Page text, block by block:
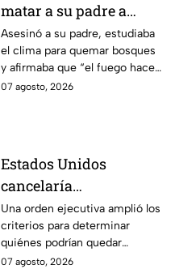
matar a su padre a
provocar incendios
forestales
Asesinó a su padre, estudiaba
el clima para quemar bosques
y afirmaba que “el fuego hace
renacer las cosas”. Esta es la
07 agosto, 2026
Estados Unidos
cancelaría
nacionalidad por
nacimiento del líder
del CJNG
Una orden ejecutiva amplió los
criterios para determinar
quiénes podrían quedar
excluidos de la nacionalidad
07 agosto, 2026